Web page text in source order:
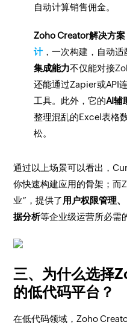
自动计算销售佣金。
Zoho Creator解决方案
计，一次构建，自动适
集成能力不仅能对接
还能通过Zapier或API
工具。此外，它的AI辅
整理混乱的Excel表格
松。
通过以上场景可以看出，
你快速构建应用的骨架；而
业”，提供了 用户权限管理
据分析等企业级运营所必需
三、为什么选择
的低代码平台？
在低代码领域，Zoho